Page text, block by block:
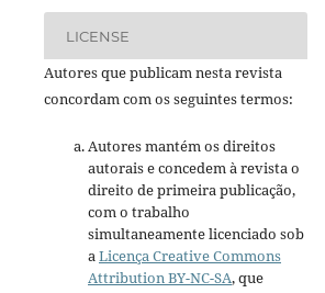
LICENSE
Autores que publicam nesta revista
concordam com os seguintes termos:
Autores mantém os direitos
autorais e concedem à revista o
direito de primeira publicação,
com o trabalho
simultaneamente licenciado sob
a Licença Creative Commons
Attribution BY-NC-SA, que